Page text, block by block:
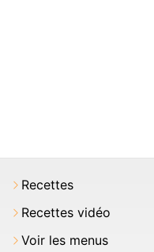
Recettes
Recettes vidéo
Voir les menus